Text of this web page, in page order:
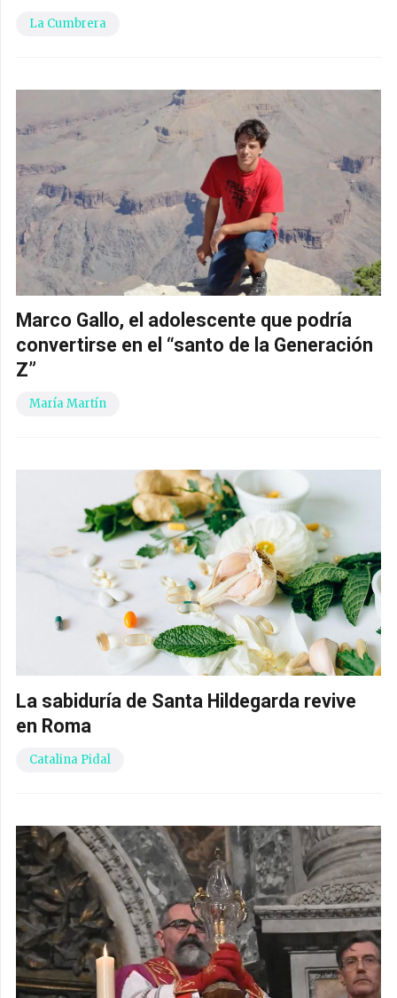
La Cumbrera
Marco Gallo, el adolescente que podría
convertirse en el “santo de la Generación
Z”
María Martín
La sabiduría de Santa Hildegarda revive
en Roma
Catalina Pidal